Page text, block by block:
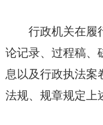
行政机关在履
论记录、过程稿、
息以及行政执法案
法规、规章规定上